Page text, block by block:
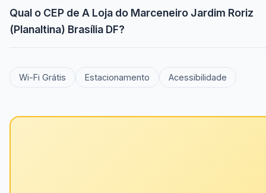
Qual o CEP de A Loja do Marceneiro Jardim Roriz
(Planaltina) Brasília DF?
Wi-Fi Grátis Estacionamento Acessibilidade